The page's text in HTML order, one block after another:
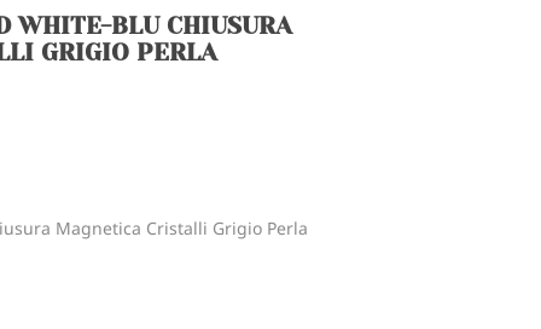
WHITE-BLU CHIUSURA
GRIGIO PERLA
Magnetica Cristalli Grigio Perla